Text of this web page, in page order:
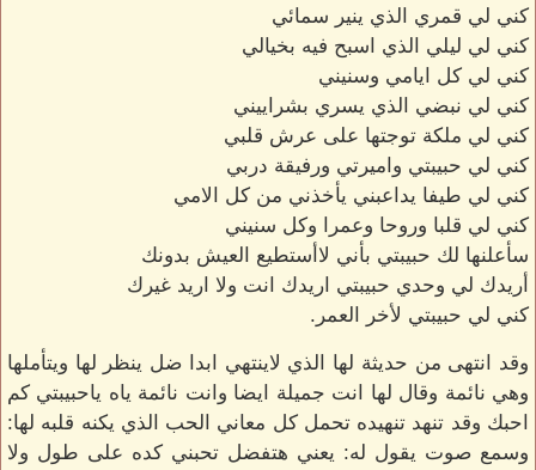
كني لي قمري الذي ينير سمائي
كني لي ليلي الذي اسبح فيه بخيالي
كني لي كل ايامي وسنيني
كني لي نبضي الذي يسري بشراييني
كني لي ملكة توجتها على عرش قلبي
كني لي حبيبتي واميرتي ورفيقة دربي
كني لي طيفا يداعبني يأخذني من كل الامي
كني لي قلبا وروحا وعمرا وكل سنيني
سأعلنها لك حبيبتي بأني لاأستطيع العيش بدونك
أريدك لي وحدي حبيبتي اريدك انت ولا اريد غيرك
كني لي حبيبتي لأخر العمر.
وقد انتهى من حديثة لها الذي لاينتهي ابدا ضل ينظر لها ويتأملها
وهي نائمة وقال لها انت جميلة ايضا وانت نائمة ياه ياحبيبتي كم
احبك وقد تنهد تنهيده تحمل كل معاني الحب الذي يكنه قلبه لها:
وسمع صوت يقول له: يعني هتفضل تحبني كده على طول ولا